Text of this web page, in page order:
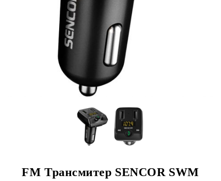
FM Трансмитер SENCOR SWM